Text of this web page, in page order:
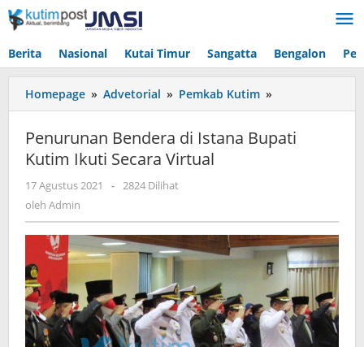
Lewati
ke
Berita Nasional Kutai Timur Sangatta Bengalon
Homepage » Advetorial » Pemkab Kutim »
Bendera
Istana
Penurunan Bendera di Istana Bupati
Kutim Ikuti Secara Virtual
17 Agustus 2021
oleh
- 2824 Dilihat
oleh Admin